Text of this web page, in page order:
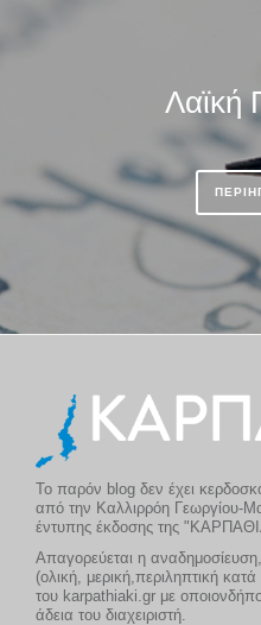
Λαϊκή
Το παρόν blog δεν έχει
από την Καλλιρρόη Γεωργίου-
έντυπης έκδοσης της
Απαγορεύεται η
(ολική, μερική,περιληπτική
του karpathiaki.gr με
άδεια του διαχειριστή.